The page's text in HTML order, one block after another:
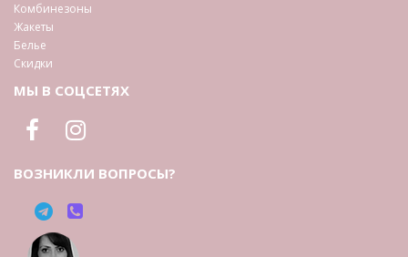
Комбинезоны
Жакеты
Белье
Скидки
МЫ В СОЦСЕТЯХ
ВОЗНИКЛИ ВОПРОСЫ?